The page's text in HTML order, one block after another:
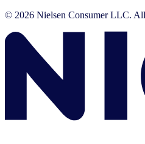
© 2026 Nielsen Consumer LLC.